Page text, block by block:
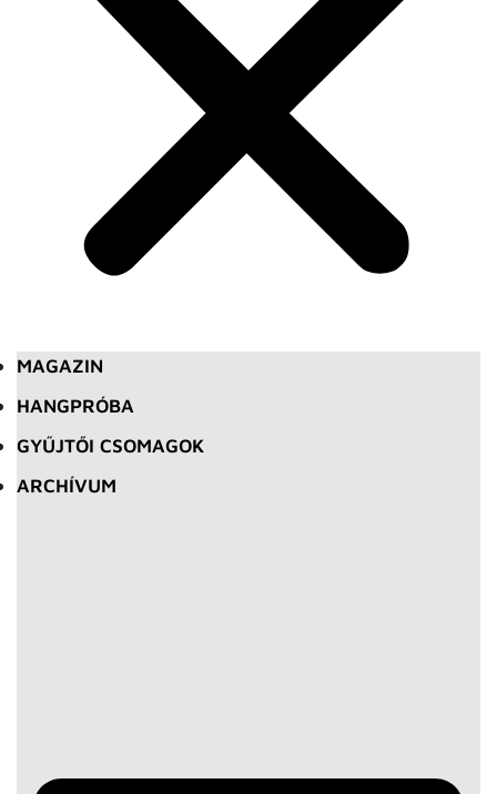
MAGAZIN
HANGPRÓBA
GYŰJTŐI CSOMAGOK
ARCHÍVUM